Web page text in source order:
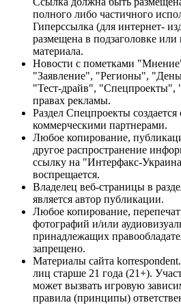
полного либо частичного
Гиперссылка (для интернет-
размещена в подзаголовке или
материала.
Новости с пометками
"Заявление", "Регионы",
"Тест-драйв",
правах рекламы.
Раздел Спецпроекты создается
коммерческими партнерами.
Любое копирование,
другое распространение
ссылку на "Интерфакс-
воспрещается.
Владелец веб-страницы в
является автор публикации.
Любое копирование,
фотографий и/или
принадлежащих
запрещено.
Материалы сайта
лиц старше 21 года (21+).
может вызвать игровую
правила (принципы)